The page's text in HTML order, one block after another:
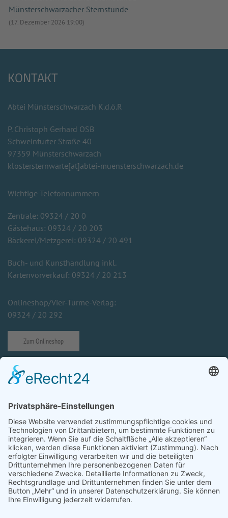
Münsterschwarzacher Sternstunde
(17. Dezember 2026 19:00)
KONTAKT
Abtei Münsterschwarzach K.d.ö.R
P. Christoph Gerhard OSB
Schweinfurter Straße 40
97359 Münsterschwarzach
klostersternwarte[at]abtei-muensterschwarzach.de
Wichtige Telefonnummern
Zentrale: 09324 / 20 0
Gästehaus: 09324 / 20 203
Bäckerei/Metzgerei: 09324 / 20 491
Buch- und Kunsthandlung inkl.
Kartenvorverkauf: 09324 / 20 213
Onlineshop/Vier-Türme-Verlag:
09324 / 20 292
Zum Onlineshop
Impressum
Prävention von sexuellem Missbrauch
Cookie-Einstellungen